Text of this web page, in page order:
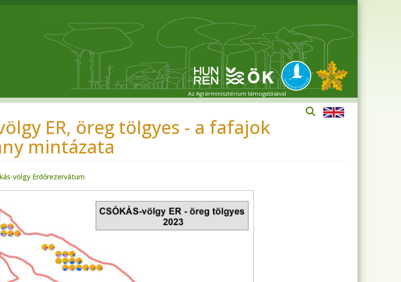
Az Agrárminisztérium támogatásával
ER, öreg tölgyes - a fafajok
mintázata
völgy Erdőrezervátum